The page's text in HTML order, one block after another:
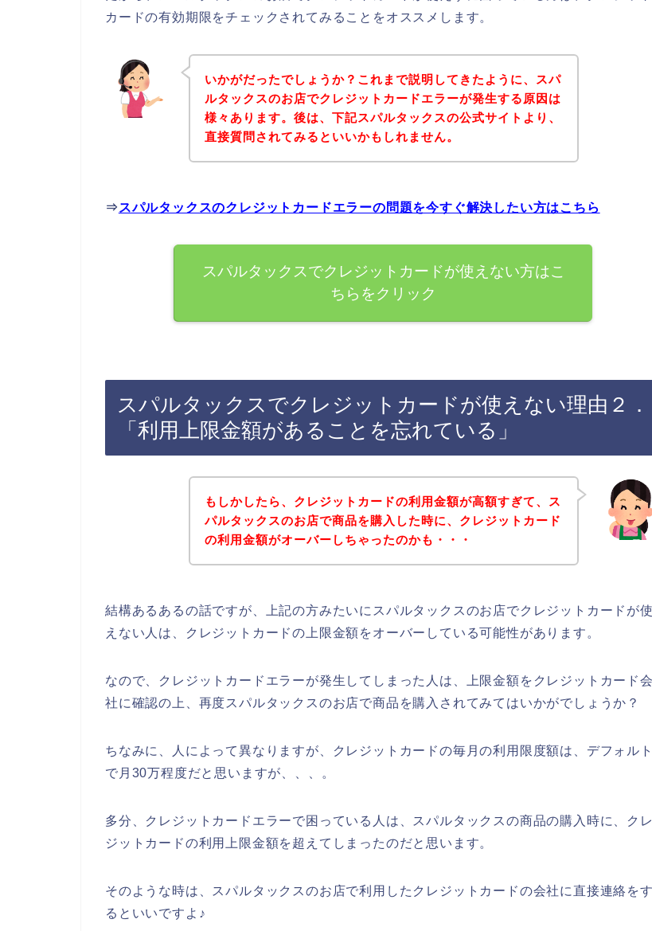
カードの有効期限をチェックされてみることをオススメします。
いかがだったでしょうか？これまで説明してきたように、スパ
ルタックスのお店でクレジットカードエラーが発生する原因は
様々あります。後は、下記スパルタックスの公式サイトより、
直接質問されてみるといいかもしれません。
⇒ スパルタックスのクレジットカードエラーの問題を今すぐ解決したい方はこちら
スパルタックスでクレジットカードが使えない方はこ
ちらをクリック
スパルタックスでクレジットカードが使えない理由２．
「利用上限金額があることを忘れている」
もしかしたら、クレジットカードの利用金額が高額すぎて、ス
パルタックスのお店で商品を購入した時に、クレジットカード
の利用金額がオーバーしちゃったのかも・・・
結構あるあるの話ですが、上記の方みたいにスパルタックスのお店でクレジットカードが使
えない人は、クレジットカードの上限金額をオーバーしている可能性があります。
なので、クレジットカードエラーが発生してしまった人は、上限金額をクレジットカード会
社に確認の上、再度スパルタックスのお店で商品を購入されてみてはいかがでしょうか？
ちなみに、人によって異なりますが、クレジットカードの毎月の利用限度額は、デフォルト
で月30万程度だと思いますが、、、。
多分、クレジットカードエラーで困っている人は、スパルタックスの商品の購入時に、クレ
ジットカードの利用上限金額を超えてしまったのだと思います。
そのような時は、スパルタックスのお店で利用したクレジットカードの会社に直接連絡をす
るといいですよ♪